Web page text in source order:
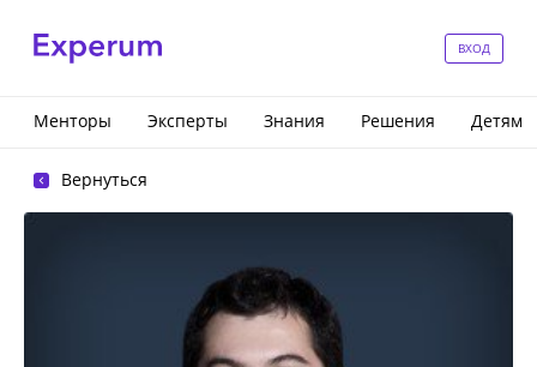
ВХОД
Менторы Эксперты Знания Решения Детям
Вернуться